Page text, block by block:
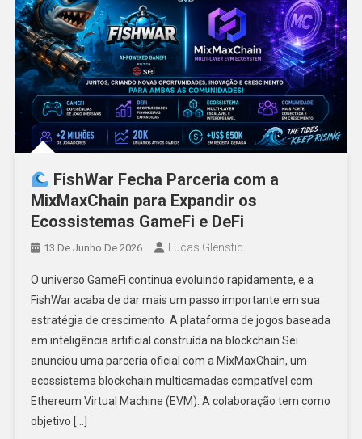
FishWar Fecha Parceria com a
MixMaxChain para Expandir os
Ecossistemas GameFi e DeFi
13 De Junho De 2026 Lucas Glenstid
O universo GameFi continua evoluindo rapidamente, e a
FishWar acaba de dar mais um passo importante em sua
estratégia de crescimento. A plataforma de jogos baseada
em inteligência artificial construída na blockchain Sei
anunciou uma parceria oficial com a MixMaxChain, um
ecossistema blockchain multicamadas compatível com
Ethereum Virtual Machine (EVM). A colaboração tem como
objetivo […]